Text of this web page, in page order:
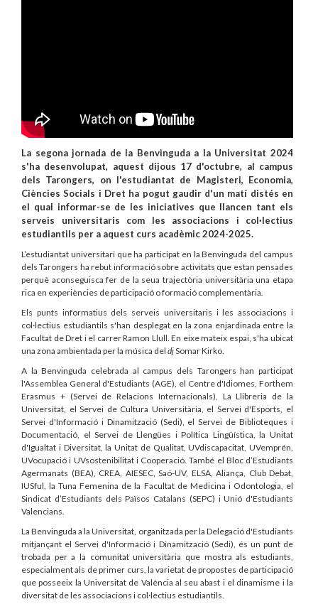
La segona jornada de la Benvinguda a la Universitat 2024
s'ha desenvolupat, aquest dijous 17 d'octubre, al campus
dels Tarongers, on l'estudiantat de Magisteri, Economia,
Ciències Socials i Dret ha pogut gaudir d'un matí distés en
el qual informar-se de les iniciatives que llancen tant els
serveis universitaris com les associacions i col·lectius
estudiantils per a aquest curs acadèmic 2024-2025.
L’estudiantat universitari que ha participat en la Benvinguda del campus
dels Tarongers ha rebut informació sobre activitats que estan pensades
perquè aconseguisca fer de la seua trajectòria universitària una etapa
rica en experiències de participació o formació complementària.
Els punts informatius dels serveis universitaris i les associacions i
col·lectius estudiantils s'han desplegat en la zona enjardinada entre la
Facultat de Dret i el carrer Ramon Llull. En eixe mateix espai, s'ha ubicat
una zona ambientada per la música del djSomar Kirko.
A la Benvinguda celebrada al campus dels Tarongers han participat
l'Assemblea General d'Estudiants (AGE), el Centre d'Idiomes, Forthem
Erasmus + (Servei de Relacions Internacionals), La Llibreria de la
Universitat, el Servei de Cultura Universitària, el Servei d'Esports, el
Servei d'Informació i Dinamització (Sedi), el Servei de Biblioteques i
Documentació, el Servei de Llengües i Política Lingüística, la Unitat
d'Igualtat i Diversitat, la Unitat de Qualitat, UVdiscapacitat, UVemprén,
UVocupació i UVsostenibilitat i Cooperació. També el Bloc d’Estudiants
Agermanats (BEA), CREA, AIESEC, Saó-UV, ELSA, Aliança, Club Debat,
IUSful, la Tuna Femenina de la Facultat de Medicina i Odontologia, el
Sindicat d’Estudiants dels Països Catalans (SEPC) i Unió d'Estudiants
Valencians.
La Benvinguda a la Universitat, organitzada per la Delegació d'Estudiants
mitjançant el Servei d'Informació i Dinamització (Sedi), és un punt de
trobada per a la comunitat universitària que mostra als estudiants,
especialment als de primer curs, la varietat de propostes de participació
que posseeix la Universitat de València al seu abast i el dinamisme i la
diversitat de les associacions i col·lectius estudiantils.